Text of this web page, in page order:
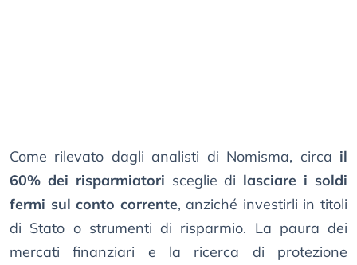
Come rilevato dagli analisti di Nomisma, circa il
60% dei risparmiatori sceglie di lasciare i soldi
fermi sul conto corrente, anziché investirli in titoli
di Stato o strumenti di risparmio. La paura dei
mercati finanziari e la ricerca di protezione